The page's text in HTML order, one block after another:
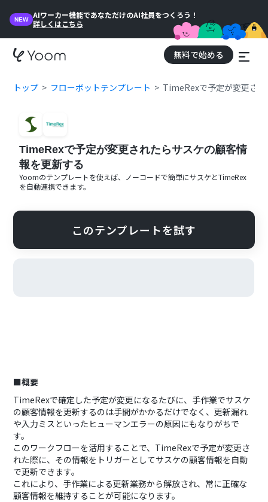
NEW
AIワーカー機能であなただけのAI社員をつくろう！
詳しくはこちら
無料で始める
トップ フローボットテンプレート TimeRexで予定が変更さ
TimeRexで予定が変更されたらサスケの顧客情
報を更新する
Yoomのテンプレートを使えば、ノーコードで簡単にサスケとTimeRex
を自動連携できます。
このテンプレートを試す
■概要
TimeRexで確定した予定が変更になるたびに、手作業でサスケ
の顧客情報を更新するのは手間がかかるだけでなく、更新漏れ
や入力ミスといったヒューマンエラーの原因にもなりがちで
す。
このワークフローを活用することで、TimeRexで予定が変更さ
れた際に、その情報をトリガーとしてサスケの顧客情報を自動
で更新できます。
これにより、手作業による更新業務から解放され、常に正確な
顧客情報を維持することが可能になります。